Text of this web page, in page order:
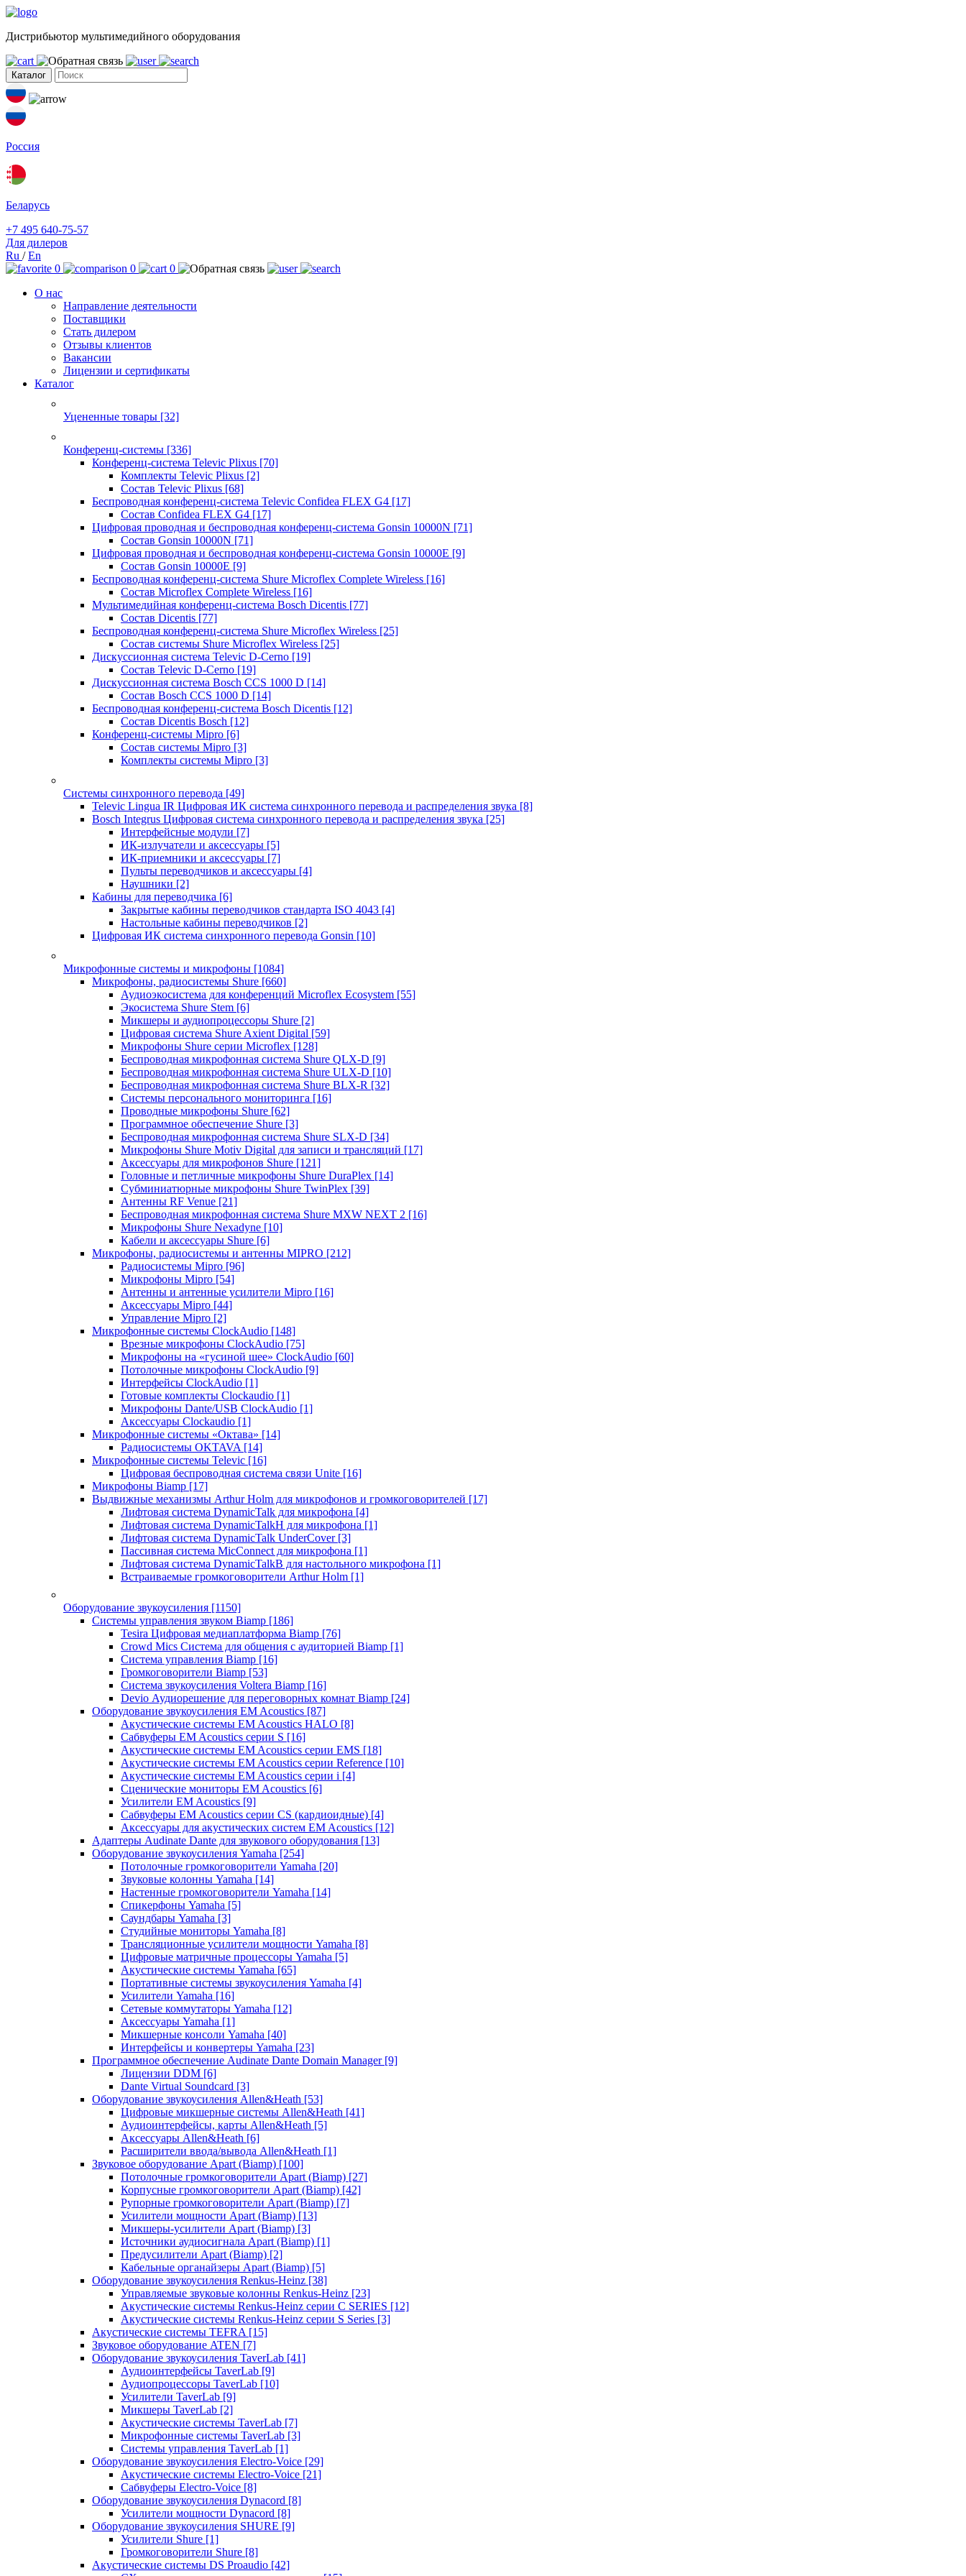
Дистрибьютор мультимедийного оборудования
Каталог
Россия
Беларусь
+7 495 640-75-57
Для дилеров
Ru /En
0
0
0
О нас
Направление деятельности
Поставщики
Стать дилером
Отзывы клиентов
Вакансии
Лицензии и сертификаты
Каталог
Уцененные товары [32]
Конференц-системы [336]
Конференц-система Televic Plixus [70]
Комплекты Televic Plixus [2]
Состав Televic Plixus [68]
Беспроводная конференц-система Televic Confidea FLEX G4 [17]
Состав Confidea FLEX G4 [17]
Цифровая проводная и беспроводная конференц-система Gonsin 10000N [71]
Состав Gonsin 10000N [71]
Цифровая проводная и беспроводная конференц-система Gonsin 10000E [9]
Состав Gonsin 10000E [9]
Беспроводная конференц-система Shure Microflex Complete Wireless [16]
Состав Microflex Complete Wireless [16]
Мультимедийная конференц-система Bosch Dicentis [77]
Состав Dicentis [77]
Беспроводная конференц-система Shure Microflex Wireless [25]
Состав системы Shure Microflex Wireless [25]
Дискуссионная система Televic D-Cerno [19]
Состав Televic D-Cerno [19]
Дискуссионная система Bosch CCS 1000 D [14]
Состав Bosch CCS 1000 D [14]
Беспроводная конференц-система Bosch Dicentis [12]
Состав Dicentis Bosch [12]
Конференц-системы Mipro [6]
Состав системы Mipro [3]
Комплекты системы Mipro [3]
Системы синхронного перевода [49]
Televic Lingua IR Цифровая ИК система синхронного перевода и распределения звука [8]
Bosch Integrus Цифровая система синхронного перевода и распределения звука [25]
Интерфейсные модули [7]
ИК-излучатели и аксессуары [5]
ИК-приемники и аксессуары [7]
Пульты переводчиков и аксессуары [4]
Наушники [2]
Кабины для переводчика [6]
Закрытые кабины переводчиков стандарта ISO 4043 [4]
Настольные кабины переводчиков [2]
Цифровая ИК система синхронного перевода Gonsin [10]
Микрофонные системы и микрофоны [1084]
Микрофоны, радиосистемы Shure [660]
Аудиоэкосистема для конференций Microflex Ecosystem [55]
Экосистема Shure Stem [6]
Микшеры и аудиопроцессоры Shure [2]
Цифровая система Shure Axient Digital [59]
Микрофоны Shure серии Microflex [128]
Беспроводная микрофонная система Shure QLX-D [9]
Беспроводная микрофонная система Shure ULX-D [10]
Беспроводная микрофонная система Shure BLX-R [32]
Системы персонального мониторинга [16]
Проводные микрофоны Shure [62]
Программное обеспечение Shure [3]
Беспроводная микрофонная система Shure SLX-D [34]
Микрофоны Shure Motiv Digital для записи и трансляций [17]
Аксессуары для микрофонов Shure [121]
Головные и петличные микрофоны Shure DuraPlex [14]
Субминиатюрные микрофоны Shure TwinPlex [39]
Антенны RF Venue [21]
Беспроводная микрофонная система Shure MXW NEXT 2 [16]
Микрофоны Shure Nexadyne [10]
Кабели и аксессуары Shure [6]
Микрофоны, радиосистемы и антенны MIPRO [212]
Радиосистемы Mipro [96]
Микрофоны Mipro [54]
Антенны и антенные усилители Mipro [16]
Аксессуары Mipro [44]
Управление Mipro [2]
Микрофонные системы ClockAudio [148]
Врезные микрофоны ClockAudio [75]
Микрофоны на «гусиной шее» ClockAudio [60]
Потолочные микрофоны ClockAudio [9]
Интерфейсы ClockAudio [1]
Готовые комплекты Clockaudio [1]
Микрофоны Dante/USB ClockAudio [1]
Аксессуары Clockaudio [1]
Микрофонные системы «Октава» [14]
Радиосистемы OKTAVA [14]
Микрофонные системы Televic [16]
Цифровая беспроводная система связи Unite [16]
Микрофоны Biamp [17]
Выдвижные механизмы Arthur Holm для микрофонов и громкоговорителей [17]
Лифтовая система DynamicTalk для микрофона [4]
Лифтовая система DynamicTalkH для микрофона [1]
Лифтовая система DynamicTalk UnderCover [3]
Пассивная система MicConnect для микрофона [1]
Лифтовая система DynamicTalkB для настольного микрофона [1]
Встраиваемые громкоговорители Arthur Holm [1]
Оборудование звукоусиления [1150]
Системы управления звуком Biamp [186]
Tesira Цифровая медиаплатформа Biamp [76]
Crowd Mics Система для общения с аудиторией Biamp [1]
Система управления Biamp [16]
Громкоговорители Biamp [53]
Система звукоусиления Voltera Biamp [16]
Devio Аудиорешение для переговорных комнат Biamp [24]
Оборудование звукоусиления EM Acoustics [87]
Акустические системы EM Acoustics HALO [8]
Сабвуферы EM Acoustics серии S [16]
Акустические системы EM Acoustics серии EMS [18]
Акустические системы EM Acoustics серии Reference [10]
Акустические системы EM Acoustics серии i [4]
Сценические мониторы EM Acoustics [6]
Усилители EM Acoustics [9]
Сабвуферы EM Acoustics серии CS (кардиоидные) [4]
Аксессуары для акустических систем EM Acoustics [12]
Адаптеры Audinate Dante для звукового оборудования [13]
Оборудование звукоусиления Yamaha [254]
Потолочные громкоговорители Yamaha [20]
Звуковые колонны Yamaha [14]
Настенные громкоговорители Yamaha [14]
Спикерфоны Yamaha [5]
Саундбары Yamaha [3]
Студийные мониторы Yamaha [8]
Трансляционные усилители мощности Yamaha [8]
Цифровые матричные процессоры Yamaha [5]
Акустические системы Yamaha [65]
Портативные системы звукоусиления Yamaha [4]
Усилители Yamaha [16]
Сетевые коммутаторы Yamaha [12]
Аксессуары Yamaha [1]
Микшерные консоли Yamaha [40]
Интерфейсы и конвертеры Yamaha [23]
Программное обеспечение Audinate Dante Domain Manager [9]
Лицензии DDM [6]
Dante Virtual Soundcard [3]
Оборудование звукоусиления Allen&Heath [53]
Цифровые микшерные системы Allen&Heath [41]
Аудиоинтерфейсы, карты Allen&Heath [5]
Аксессуары Allen&Heath [6]
Расширители ввода/вывода Allen&Heath [1]
Звуковое оборудование Apart (Biamp) [100]
Потолочные громкоговорители Apart (Biamp) [27]
Корпусные громкоговорители Apart (Biamp) [42]
Рупорные громкоговорители Apart (Biamp) [7]
Усилители мощности Apart (Biamp) [13]
Микшеры-усилители Apart (Biamp) [3]
Источники аудиосигнала Apart (Biamp) [1]
Предусилители Apart (Biamp) [2]
Кабельные органайзеры Apart (Biamp) [5]
Оборудование звукоусиления Renkus-Heinz [38]
Управляемые звуковые колонны Renkus-Heinz [23]
Акустические системы Renkus-Heinz серии C SERIES [12]
Акустические системы Renkus-Heinz серии S Series [3]
Акустические системы TEFRA [15]
Звуковое оборудование ATEN [7]
Оборудование звукоусиления TaverLab [41]
Аудиоинтерфейсы TaverLab [9]
Аудиопроцессоры TaverLab [10]
Усилители TaverLab [9]
Микшеры TaverLab [2]
Акустические системы TaverLab [7]
Микрофонные системы TaverLab [3]
Системы управления TaverLab [1]
Оборудование звукоусиления Electro-Voice [29]
Акустические системы Electro-Voice [21]
Сабвуферы Electro-Voice [8]
Оборудование звукоусиления Dynacord [8]
Усилители мощности Dynacord [8]
Оборудование звукоусиления SHURE [9]
Усилители Shure [1]
Громкоговорители Shure [8]
Акустические системы DS Proaudio [42]